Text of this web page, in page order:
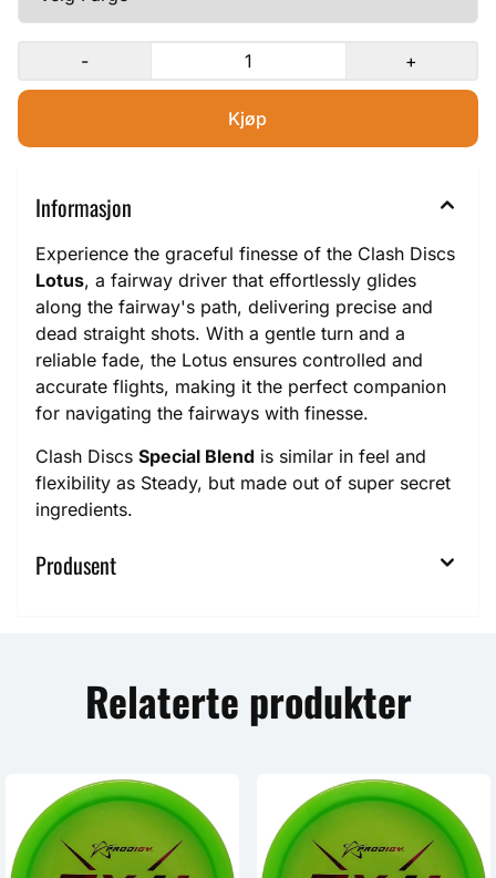
- +
Informasjon
Experience the graceful finesse of the Clash Discs
Lotus, a fairway driver that effortlessly glides
along the fairway's path, delivering precise and
dead straight shots. With a gentle turn and a
reliable fade, the Lotus ensures controlled and
accurate flights, making it the perfect companion
for navigating the fairways with finesse.
Clash Discs Special Blend is similar in feel and
flexibility as Steady, but made out of super secret
ingredients.
Produsent
Relaterte produkter